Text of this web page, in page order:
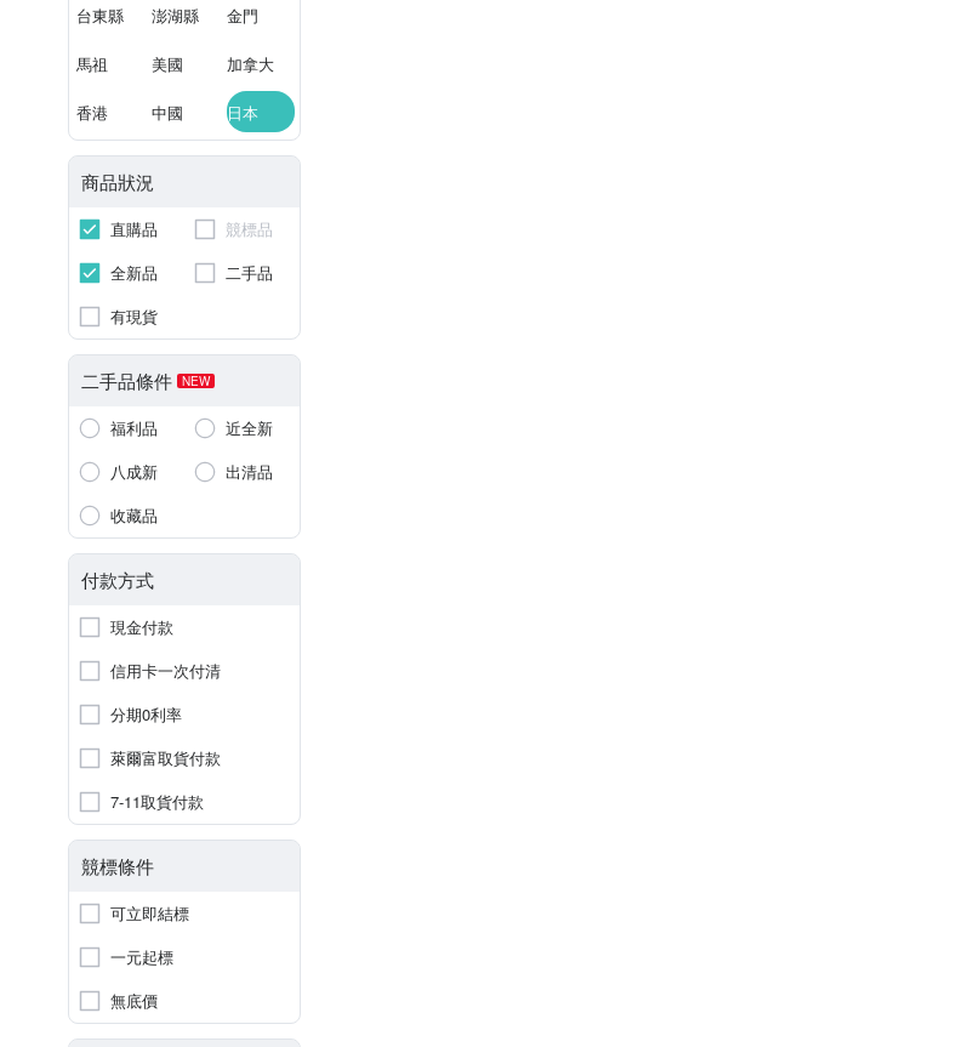
台東縣 澎湖縣 金門
馬祖 美國 加拿大
香港 中國 日本
商品狀況
直購品
競標品
全新品
二手品
有現貨
二手品條件 NEW
福利品
近全新
八成新
出清品
收藏品
付款方式
現金付款
信用卡一次付清
分期0利率
萊爾富取貨付款
7-11取貨付款
競標條件
可立即結標
一元起標
無底價